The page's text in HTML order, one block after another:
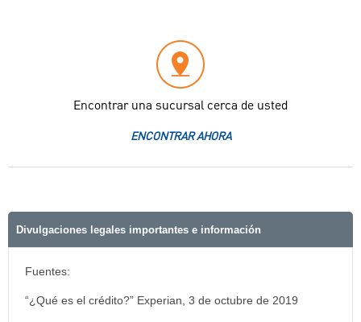
Encontrar una sucursal cerca de usted
ENCONTRAR AHORA
Divulgaciones legales importantes e información
Fuentes:
“¿Qué es el crédito?” Experian, 3 de octubre de 2019